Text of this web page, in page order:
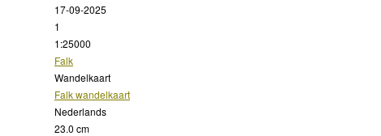
17-09-2025
1
1:25000
Falk
Wandelkaart
Falk wandelkaart
Nederlands
23.0 cm